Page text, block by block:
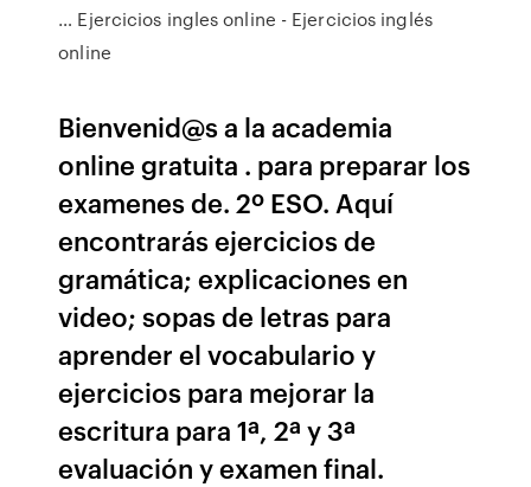
… Ejercicios ingles online - Ejercicios inglés
online
Bienvenid@s a la academia
online gratuita . para preparar los
examenes de. 2º ESO. Aquí
encontrarás ejercicios de
gramática; explicaciones en
video; sopas de letras para
aprender el vocabulario y
ejercicios para mejorar la
escritura para 1ª, 2ª y 3ª
evaluación y examen final.